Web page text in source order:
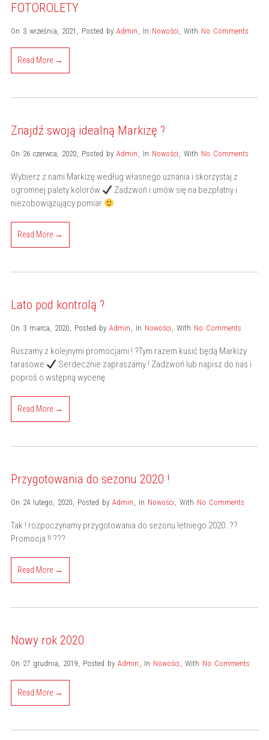
FOTOROLETY
On 3 września, 2021 , Posted by Admin , In Nowości , With No Comments
Read More →
Znajdź swoją idealną Markizę ?
On 26 czerwca, 2020, Posted by Admin , In Nowości , With No Comments
Wybierz z nami Markizę według własnego uznania i skorzystaj z
ogromnej palety kolorów
Zadzwoń i umów się na bezpłatny i
niezobowiązujący pomiar
Read More →
Lato pod kontrolą ?
On 3 marca, 2020, Posted by Admin , In Nowości , With No Comments
Ruszamy z kolejnymi promocjami ! ?Tym razem kusić będą Markizy
tarasowe
Serdecznie zapraszamy ! Zadzwoń lub napisz do nas i
poproś o wstępną wycenę
Read More →
Przygotowania do sezonu 2020 !
On 24 lutego, 2020, Posted by Admin , In Nowości , With No Comments
Tak ! rozpoczynamy przygotowania do sezonu letniego 2020. ??
Promocja !! ???
Read More →
Nowy rok 2020
On 27 grudnia, 2019, Posted by Admin , In Nowości , With No Comments
Read More →